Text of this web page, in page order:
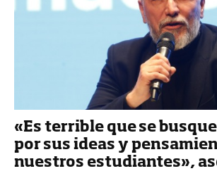
«Es terrible que se
por sus ideas y
nuestros estudiantes»,